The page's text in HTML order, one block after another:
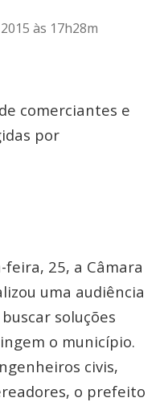
às 17h28m
comerciantes e
por
25, a Câmara
uma audiência
soluções
o município.
civis,
o prefeito